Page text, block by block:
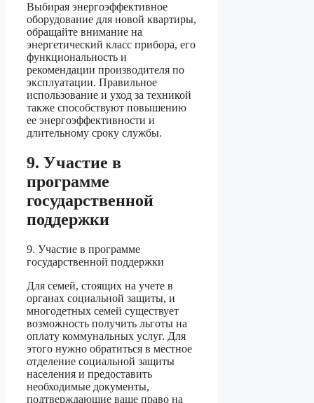
Выбирая энергоэффективное
оборудование для новой квартиры,
обращайте внимание на
энергетический класс прибора, его
функциональность и
рекомендации производителя по
эксплуатации. Правильное
использование и уход за техникой
также способствуют повышению
ее энергоэффективности и
длительному сроку службы.
9. Участие в
программе
государственной
поддержки
9. Участие в программе
государственной поддержки
Для семей, стоящих на учете в
органах социальной защиты, и
многодетных семей существует
возможность получить льготы на
оплату коммунальных услуг. Для
этого нужно обратиться в местное
отделение социальной защиты
населения и предоставить
необходимые документы,
подтверждающие ваше право на